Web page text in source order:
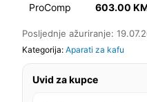
ProComp
603.00
Posljednje ažuriranje:
Kategorija: Aparati za kafu
Uvid za kupce